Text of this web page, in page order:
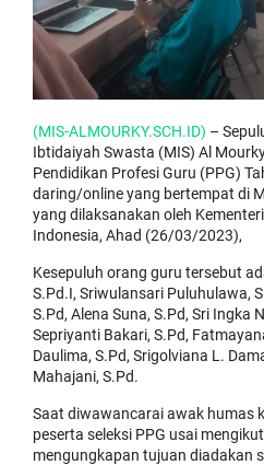
(MIS-ALMOURKY.SCH.ID) –
Ibtidaiyah Swasta (MIS) Al
Pendidikan Profesi Guru (PPG)
daring/online yang bertempat di
yang dilaksanakan oleh
Indonesia, Ahad (26/03/2023),
Kesepuluh orang guru tersebut
S.Pd.I, Sriwulansari Puluhulawa,
S.Pd, Alena Suna, S.Pd, Sri Ingka
Sepriyanti Bakari, S.Pd,
Daulima, S.Pd, Srigolviana L.
Mahajani, S.Pd.
Saat diwawancarai awak humas
peserta seleksi PPG usai
mengungkapan tujuan diadakan